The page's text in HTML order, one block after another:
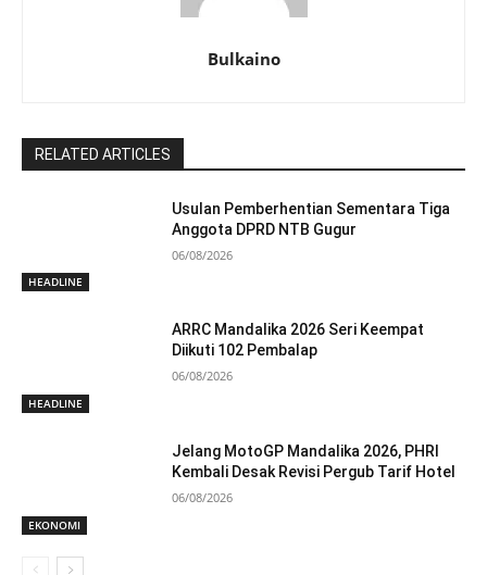
Bulkaino
RELATED ARTICLES
HEADLINE
Usulan Pemberhentian Sementara Tiga
Anggota DPRD NTB Gugur
06/08/2026
HEADLINE
ARRC Mandalika 2026 Seri Keempat
Diikuti 102 Pembalap
06/08/2026
EKONOMI
Jelang MotoGP Mandalika 2026, PHRI
Kembali Desak Revisi Pergub Tarif Hotel
06/08/2026